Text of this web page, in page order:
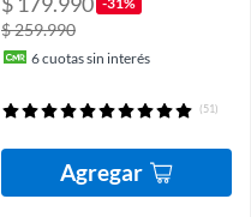
$ 259.990
6cuotas sin interés
(51)
Agregar